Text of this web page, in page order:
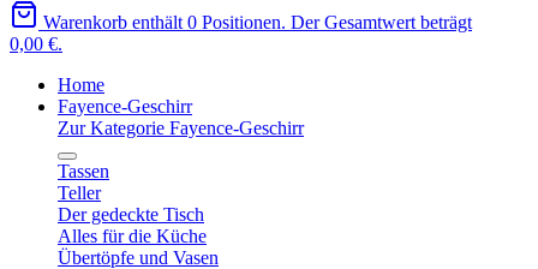
Warenkorb enthält 0 Positionen. Der Gesamtwert beträgt
0,00 €.
Home
Fayence-Geschirr
Zur Kategorie Fayence-Geschirr
Tassen
Teller
Der gedeckte Tisch
Alles für die Küche
Übertöpfe und Vasen